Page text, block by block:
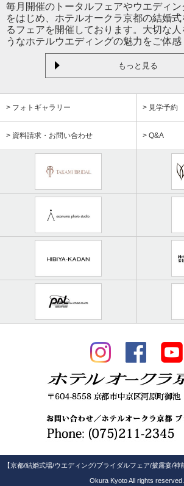
毎月開催のトータルフェアやウエディ
をはじめ、ホテルオークラ京都の結婚
るフェアを開催しております。大切な
うなホテルウエディングの魅力をご体感
もっと見る
> フォトギャラリー > 見学予約
> 資料請求・お問い合わせ > Q&A
【京都/結婚式場/ウエディング/ブライダルフェア/披露宴/
Okura Kyoto All rights reserved.